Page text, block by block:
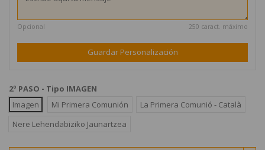
Opcional 250 caract. máximo
Guardar Personalización
2º PASO - Tipo IMAGEN
Imagen
Mi Primera Comunión
La Primera Comunió - Català
Nere Lehendabiziko Jaunartzea